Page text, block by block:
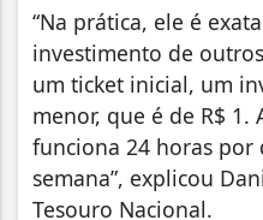
“Na prática, ele é
investimento de
um ticket inicial, um
menor, que é de R$ 1.
funciona 24 horas por
semana”, explicou
Tesouro Nacional.